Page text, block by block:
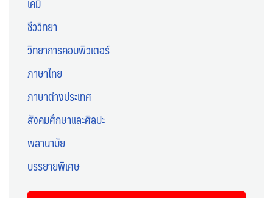
ชีววิทยา
วิทยาการคอมพิวเตอร์
ภาษาไทย
ภาษาต่างประเทศ
สังคมศึกษาและศิลปะ
พลานามัย
บรรยายพิเศษ